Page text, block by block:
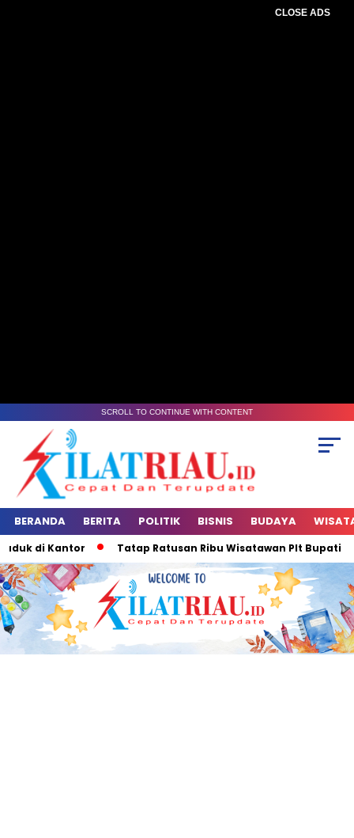
CLOSE ADS
SCROLL TO CONTINUE WITH CONTENT
BERANDA BERITA POLITIK BISNIS BUDAYA
Tatap Ratusan Ribu Wisatawan Plt Bupati Kuansing